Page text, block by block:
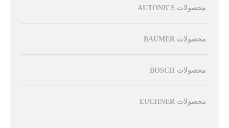
محصولات AUTONICS
محصولات BAUMER
محصولات BOSCH
محصولات EUCHNER